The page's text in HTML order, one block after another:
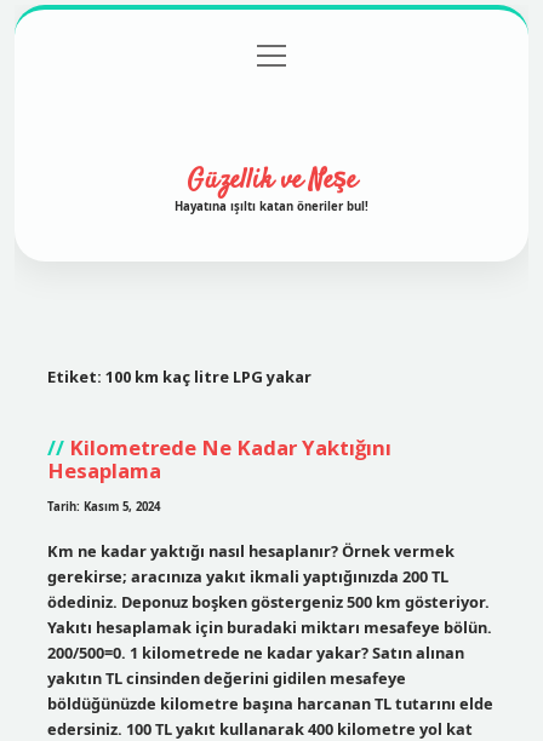
Gizlilik Politikası
menüyü
aç
Güzellik ve Neşe
Hayatına ışıltı katan öneriler bul!
Etiket: 100 km kaç litre LPG yakar
Kilometrede Ne Kadar Yaktığını
Hesaplama
Tarih: Kasım 5, 2024
Km ne kadar yaktığı nasıl hesaplanır? Örnek vermek
gerekirse; aracınıza yakıt ikmali yaptığınızda 200 TL
ödediniz. Deponuz boşken göstergeniz 500 km gösteriyor.
Yakıtı hesaplamak için buradaki miktarı mesafeye bölün.
200/500=0. 1 kilometrede ne kadar yakar? Satın alınan
yakıtın TL cinsinden değerini gidilen mesafeye
böldüğünüzde kilometre başına harcanan TL tutarını elde
edersiniz. 100 TL yakıt kullanarak 400 kilometre yol kat